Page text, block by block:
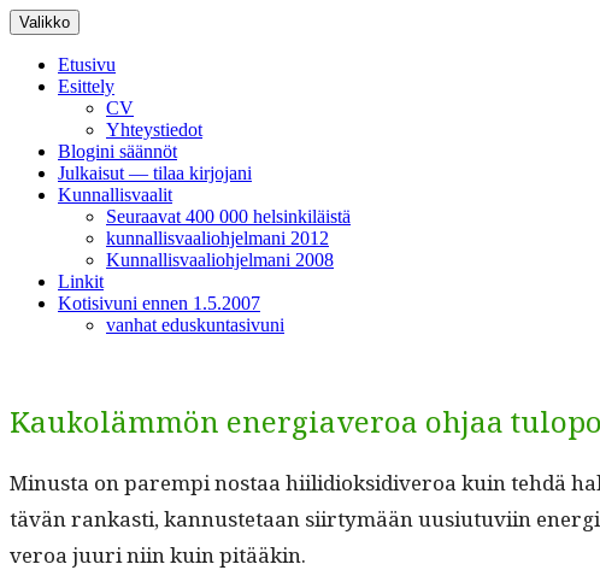
Siirry
sisältöön
Valikko
Etusivu
Esittely
CV
Yhteystiedot
Blogini säännöt
Julkaisut — tilaa kirjojani
Kunnallisvaalit
Seuraavat 400 000 helsinkiläistä
kunnallisvaaliohjelmani 2012
Kunnallisvaaliohjelmani 2008
Linkit
Kotisivuni ennen 1.5.2007
vanhat eduskuntasivuni
Kaukolämmön energiaveroa ohjaa
Minus­ta on parem­pi nos­taa hiilid­iok­sidi­veroa kuin tehdä
tävän rankasti, kan­nuste­taan siir­tymään uusi­u­tu­vi­in
veroa juuri niin kuin pitääkin.